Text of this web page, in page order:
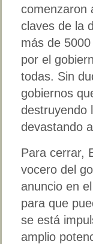
comenzaron
claves de la
más de
por el
todas. Sin
gobiernos
destruyendo
devastando
Para cerrar,
vocero del
anuncio en
para que
se está
amplio